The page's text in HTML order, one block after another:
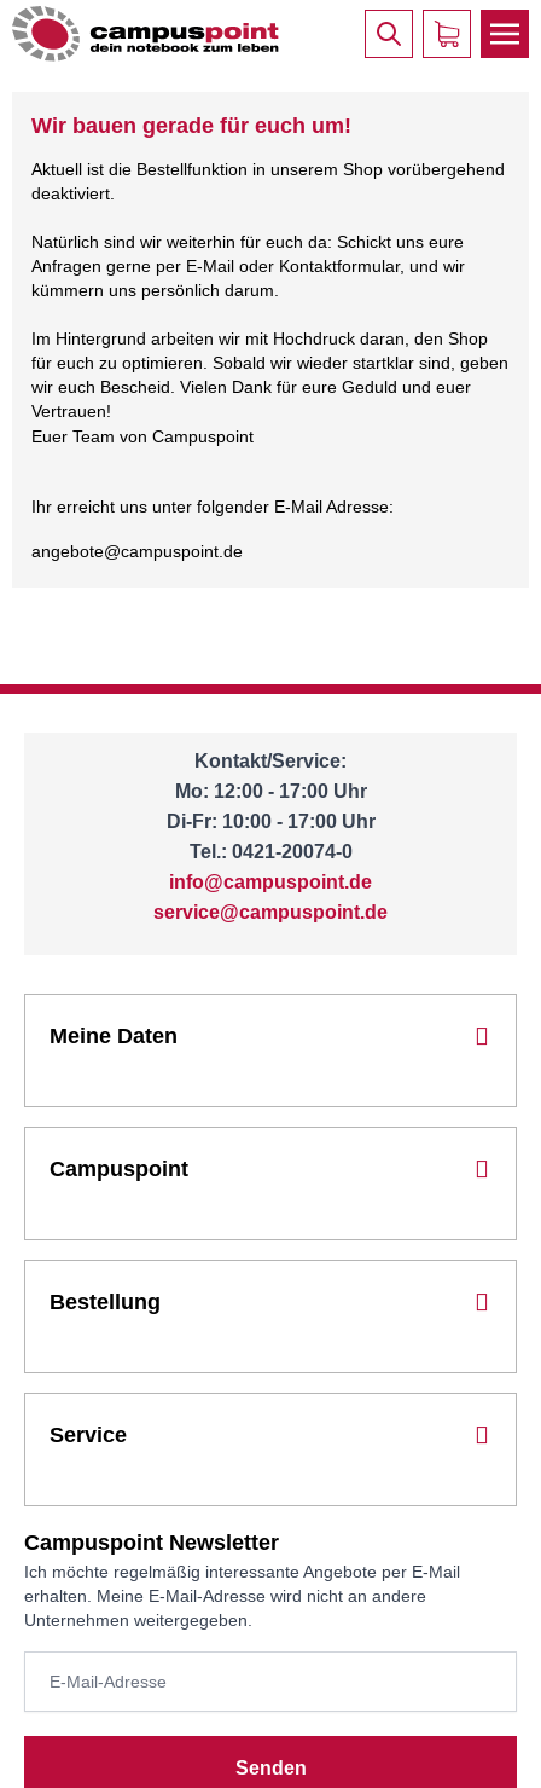
Wir bauen gerade für euch um!
Aktuell ist die Bestellfunktion in unserem Shop vorübergehend
deaktiviert.
Natürlich sind wir weiterhin für euch da: Schickt uns eure
Anfragen gerne per E-Mail oder Kontaktformular, und wir
kümmern uns persönlich darum.
Im Hintergrund arbeiten wir mit Hochdruck daran, den Shop
für euch zu optimieren. Sobald wir wieder startklar sind, geben
wir euch Bescheid. Vielen Dank für eure Geduld und euer
Vertrauen!
Euer Team von Campuspoint
Ihr erreicht uns unter folgender E-Mail Adresse:
angebote@campuspoint.de
Kontakt/Service:
Mo: 12:00 - 17:00 Uhr
Di-Fr: 10:00 - 17:00 Uhr
Tel.: 0421-20074-0
info@campuspoint.de
service@campuspoint.de
Meine Daten
Campuspoint
Bestellung
Service
Campuspoint Newsletter
Ich möchte regelmäßig interessante Angebote per E-Mail
erhalten. Meine E-Mail-Adresse wird nicht an andere
Unternehmen weitergegeben.
Senden